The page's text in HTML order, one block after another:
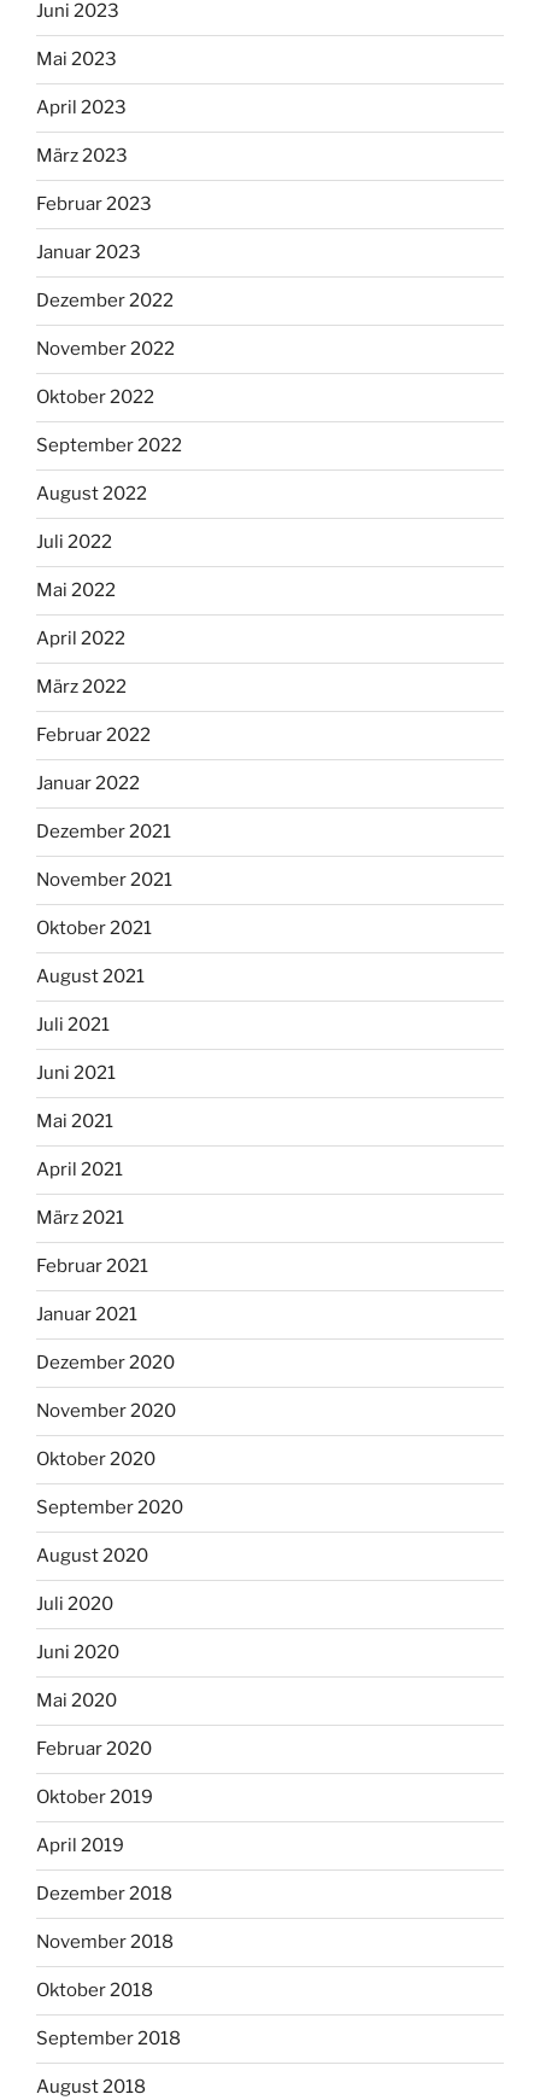
Juni 2023
Mai 2023
April 2023
März 2023
Februar 2023
Januar 2023
Dezember 2022
November 2022
Oktober 2022
September 2022
August 2022
Juli 2022
Mai 2022
April 2022
März 2022
Februar 2022
Januar 2022
Dezember 2021
November 2021
Oktober 2021
August 2021
Juli 2021
Juni 2021
Mai 2021
April 2021
März 2021
Februar 2021
Januar 2021
Dezember 2020
November 2020
Oktober 2020
September 2020
August 2020
Juli 2020
Juni 2020
Mai 2020
Februar 2020
Oktober 2019
April 2019
Dezember 2018
November 2018
Oktober 2018
September 2018
August 2018